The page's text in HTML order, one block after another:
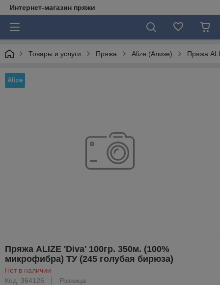
Интернет-магазин пряжи
Товары и услуги Пряжа Alize (Ализе) Пряжа
Alize
Пряжа ALIZE 'Diva' 100гр. 350м. (100%
микрофибра) ТУ (245 голубая бирюза)
Нет в наличии
Код: 364126
Розница